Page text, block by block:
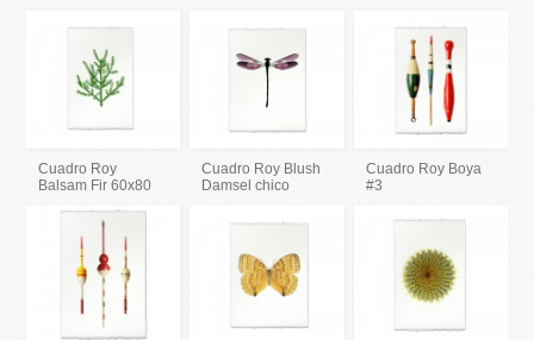
Cuadro Roy
Balsam Fir 60x80
Cuadro Roy Blush
Damsel chico
Cuadro Roy Boya
#3